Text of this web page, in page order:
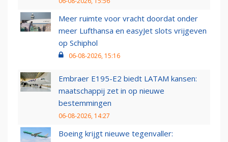
Meer ruimte voor vracht doordat onder
meer Lufthansa en easyJet slots vrijgeven
op Schiphol
06-08-2026, 15:16
Embraer E195-E2 biedt LATAM kansen:
maatschappij zet in op nieuwe
bestemmingen
06-08-2026, 14:27
Boeing krijgt nieuwe tegenvaller: